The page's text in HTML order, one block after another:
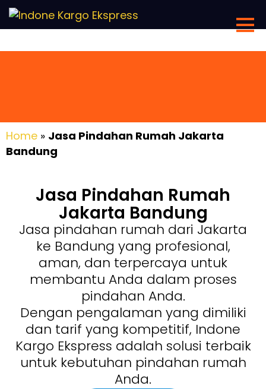
Home » Jasa Pindahan Rumah Jakarta
Bandung
Jasa Pindahan Rumah
Jakarta Bandung
Jasa pindahan rumah dari Jakarta
ke Bandung yang profesional,
aman, dan terpercaya untuk
membantu Anda dalam proses
pindahan Anda.
Dengan pengalaman yang dimiliki
dan tarif yang kompetitif, Indone
Kargo Ekspress adalah solusi terbaik
untuk kebutuhan pindahan rumah
Anda.